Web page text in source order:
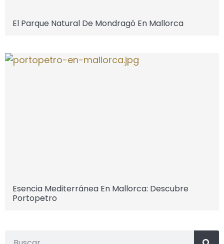
El Parque Natural De Mondragó En Mallorca
Esencia Mediterránea En Mallorca: Descubre
Portopetro